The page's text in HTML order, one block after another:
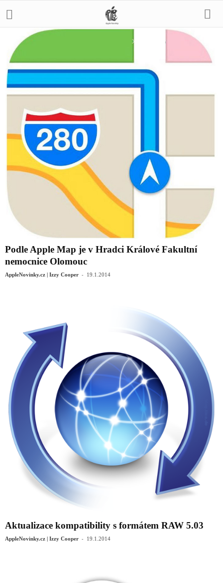
Podle Apple Map je v Hradci Králové Fakultní
nemocnice Olomouc
AppleNovinky.cz | Izzy Cooper - 19.1.2014
Aktualizace kompatibility s formátem RAW 5.03
AppleNovinky.cz | Izzy Cooper - 19.1.2014